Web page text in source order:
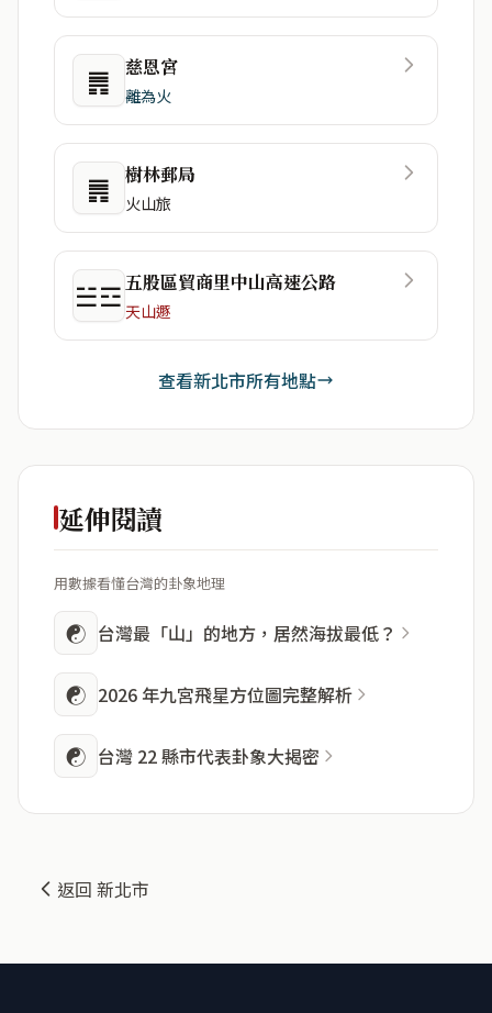
䷠ 慈恩宮
離為火
䷠ 樹林郵局
火山旅
☱☲ 五股區貿商里中山高速公路
天山遯
查看新北市所有地點
延伸閱讀
用數據看懂台灣的卦象地理
☯ 台灣最「山」的地方，居然海拔最低？
☯ 2026 年九宮飛星方位圖完整解析
☯ 台灣 22 縣市代表卦象大揭密
返回 新北市